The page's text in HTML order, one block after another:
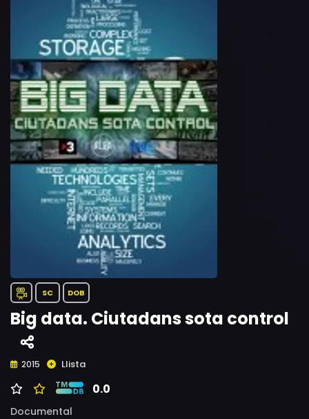
SC DOB
Big data. Ciutadans sota control
2015 Llista
0.0
Documental